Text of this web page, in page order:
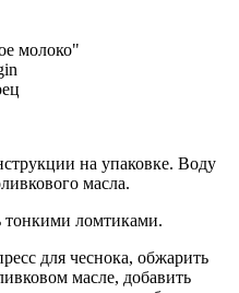
молоко"
на упаковке. Воду
масла.
тонкими ломтиками.
для чеснока, обжарить
масле, добавить